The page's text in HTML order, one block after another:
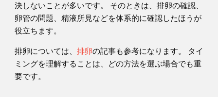
決しないことが多いです。 そのときは、排卵の確認、
卵管の問題、精液所見などを体系的に確認したほうが
役立ちます。
排卵については、 排卵の記事も参考になります。 タイ
ミングを理解することは、どの方法を選ぶ場合でも重
要です。